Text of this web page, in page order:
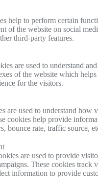
help to perform certain
of the website on social
third-party features.
are used to understand
of the website which
for the visitors.
are used to understand how
cookies help provide
bounce rate, traffic source,
are used to provide
These cookies track
information to provide